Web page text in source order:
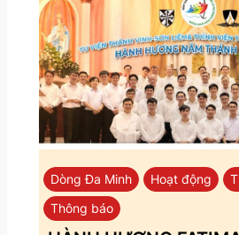
Dòng Đa Minh Hoạt động
Thông báo